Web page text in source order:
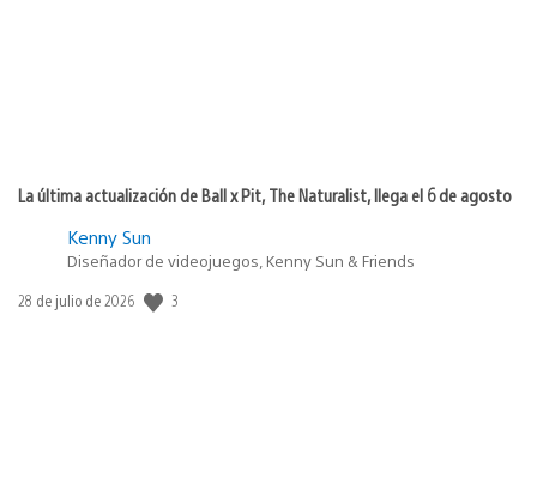
La última actualización de Ball x Pit, The Naturalist, llega el 6 de agosto
Kenny Sun
Diseñador de videojuegos, Kenny Sun & Friends
Fecha
28 de julio de 2026 3